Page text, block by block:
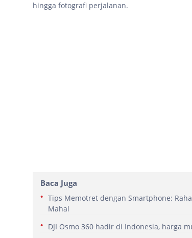
hingga fotografi perjalanan.
Baca Juga
Tips Memotret dengan Smartphone:
Mahal
DJI Osmo 360 hadir di Indonesia, harga